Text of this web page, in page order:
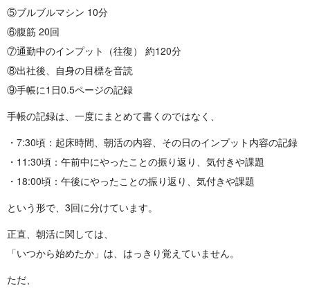
⑤ブルブルマシン 10分
⑥腹筋 20回
⑦通勤中のインプット（往復） 約120分
⑧出社後、自身の目標を音読
⑨手帳に1日0.5ページの記録
手帳の記録は、一度にまとめて書くのではなく、
・7:30頃：起床時間、朝活の内容、その日のインプット内容の記録
・11:30頃：午前中にやったことの振り返り、気付きや課題
・18:00頃：午後にやったことの振り返り、気付きや課題
という形で、3回に分けています。
正直、朝活に関しては、
「いつから始めたか」は、はっきり覚えていません。
ただ、